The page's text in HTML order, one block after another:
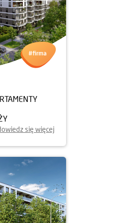
się więcej